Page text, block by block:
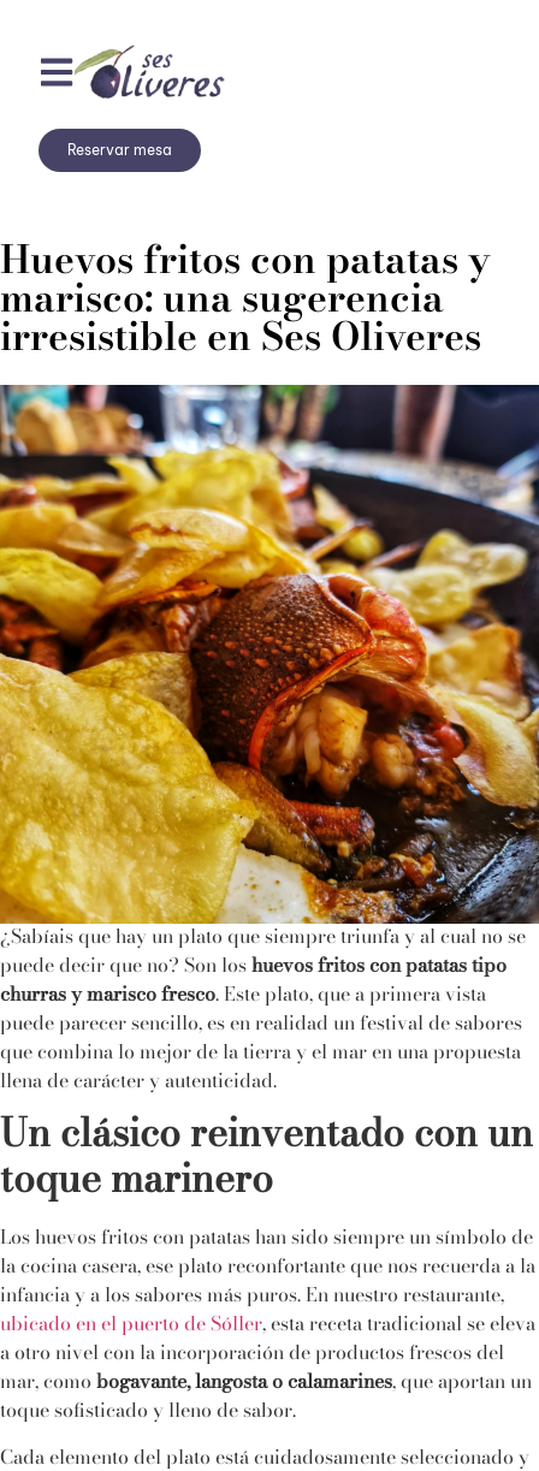
Reservar mesa
Huevos fritos con patatas y
marisco: una sugerencia
irresistible en Ses Oliveres
¿Sabíais que hay un plato que siempre triunfa y al cual no se
puede decir que no? Son los huevos fritos con patatas tipo
churras y marisco fresco. Este plato, que a primera vista
puede parecer sencillo, es en realidad un festival de sabores
que combina lo mejor de la tierra y el mar en una propuesta
llena de carácter y autenticidad.
Un clásico reinventado con un
toque marinero
Los huevos fritos con patatas han sido siempre un símbolo de
la cocina casera, ese plato reconfortante que nos recuerda a la
infancia y a los sabores más puros. En nuestro restaurante,
ubicado en el puerto de Sóller, esta receta tradicional se eleva
a otro nivel con la incorporación de productos frescos del
mar, como bogavante, langosta o calamarines, que aportan un
toque sofisticado y lleno de sabor.
Cada elemento del plato está cuidadosamente seleccionado y